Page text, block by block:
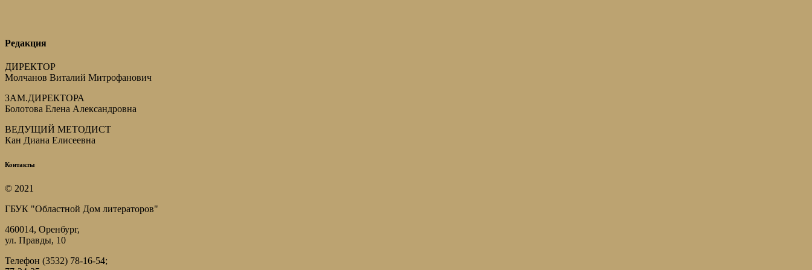
Редакция
ДИРЕКТОР
Молчанов Виталий Митрофанович
ЗАМ.ДИРЕКТОРА
Болотова Елена Александровна
ВЕДУЩИЙ МЕТОДИСТ
Кан Диана Елисеевна
Контакты
© 2021
ГБУК "Областной Дом литераторов"
460014, Оренбург,
ул. Правды, 10
Телефон (3532) 78-16-54;